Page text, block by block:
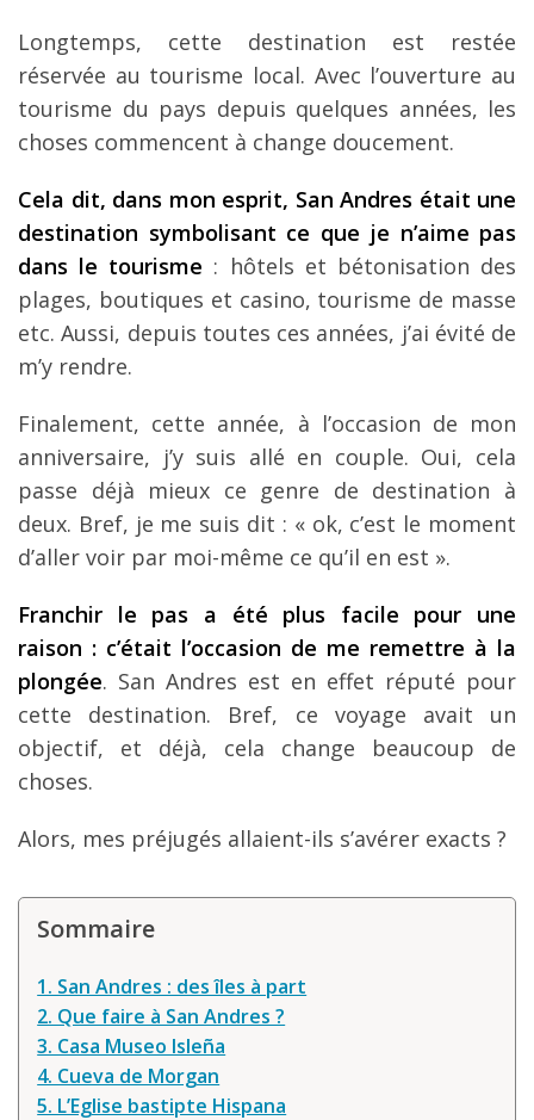
L’auteur
Longtemps, cette destination est restée
réservée au tourisme local. Avec l’ouverture au
tourisme du pays depuis quelques années, les
choses commencent à change doucement.
Cela dit, dans mon esprit, San Andres était une
destination symbolisant ce que je n’aime pas
dans le tourisme : hôtels et bétonisation des
plages, boutiques et casino, tourisme de masse
etc. Aussi, depuis toutes ces années, j’ai évité de
m’y rendre.
Finalement, cette année, à l’occasion de mon
anniversaire, j’y suis allé en couple. Oui, cela
passe déjà mieux ce genre de destination à
deux. Bref, je me suis dit : « ok, c’est le moment
d’aller voir par moi-même ce qu’il en est ».
Franchir le pas a été plus facile pour une
raison : c’était l’occasion de me remettre à la
plongée. San Andres est en effet réputé pour
cette destination. Bref, ce voyage avait un
objectif, et déjà, cela change beaucoup de
choses.
Alors, mes préjugés allaient-ils s’avérer exacts ?
Sommaire
1. San Andres : des îles à part
2. Que faire à San Andres ?
3. Casa Museo Isleña
4. Cueva de Morgan
5. L’Eglise bastipte Hispana